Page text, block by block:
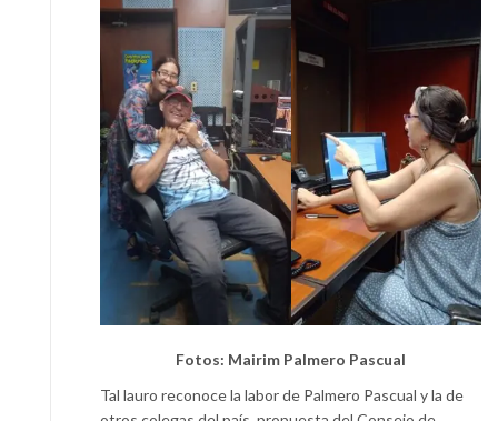
Fotos: Mairim Palmero Pascual
Tal lauro reconoce la labor de Palmero Pascual y la de